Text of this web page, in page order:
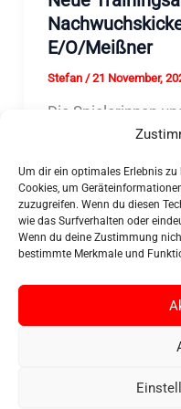
Um dir ein optimales Erlebnis zu
Cookies, um
zuzugreifen. Wenn du diesen
wie das Surfverhalten oder
Wenn du deine Zustimmung
bestimmte Merkmale und
E/O/Meißner
Stefan /21 November,
Die Spielerinnen
Jugend und E-
freuen sich über
Copyright © 2026